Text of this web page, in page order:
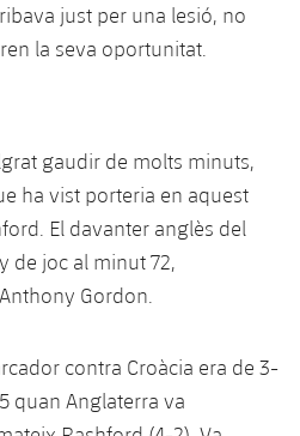
just per una lesió, no
la seva oportunitat.
gaudir de molts minuts,
ha vist porteria en aquest
El davanter anglès del
de joc al minut 72,
Gordon.
contra Croàcia era de 3-
quan Anglaterra va